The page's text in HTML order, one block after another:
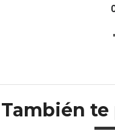
También